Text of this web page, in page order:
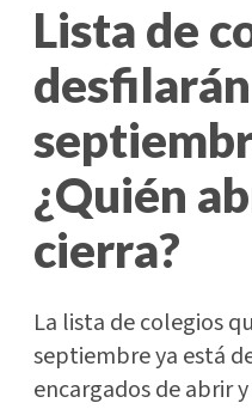
Lista de
¿Quién
cierra?
La lista de colegios
septiembre ya está
encargados de abrir